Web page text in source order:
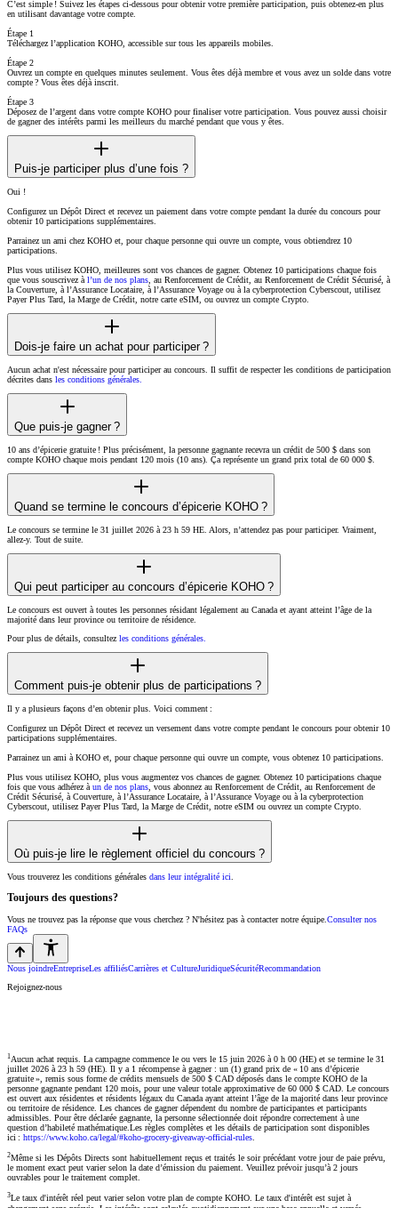
C’est simple ! Suivez les étapes ci-dessous pour obtenir votre première participation, puis obtenez-en plus
en utilisant davantage votre compte.
Étape 1
Téléchargez l’application KOHO, accessible sur tous les appareils mobiles.
Étape 2
Ouvrez un compte en quelques minutes seulement. Vous êtes déjà membre et vous avez un solde dans votre
compte ? Vous êtes déjà inscrit.
Étape 3
Déposez de l’argent dans votre compte KOHO pour finaliser votre participation. Vous pouvez aussi choisir
de gagner des intérêts parmi les meilleurs du marché pendant que vous y êtes.
Puis-je participer plus d’une fois ?
Oui !
Configurez un Dépôt Direct et recevez un paiement dans votre compte pendant la durée du concours pour
obtenir 10 participations supplémentaires.
Parrainez un ami chez KOHO et, pour chaque personne qui ouvre un compte, vous obtiendrez 10
participations.
Plus vous utilisez KOHO, meilleures sont vos chances de gagner. Obtenez 10 participations chaque fois
que vous souscrivez àl’un de nos plans, au Renforcement de Crédit, au Renforcement de Crédit Sécurisé, à
la Couverture, à l’Assurance Locataire, à l’Assurance Voyage ou à la cyberprotection Cyberscout, utilisez
Payer Plus Tard, la Marge de Crédit, notre carte eSIM, ou ouvrez un compte Crypto.
Dois-je faire un achat pour participer ?
Aucun achat n'est nécessaire pour participer au concours. Il suffit de respecter les conditions de participation
décrites dans les conditions générales.
Que puis-je gagner ?
10 ans d’épicerie gratuite ! Plus précisément, la personne gagnante recevra un crédit de 500 $ dans son
compte KOHO chaque mois pendant 120 mois (10 ans). Ça représente un grand prix total de 60 000 $.
Quand se termine le concours d’épicerie KOHO ?
Le concours se termine le 31 juillet 2026 à 23 h 59 HE. Alors, n’attendez pas pour participer. Vraiment,
allez-y. Tout de suite.
Qui peut participer au concours d’épicerie KOHO ?
Le concours est ouvert à toutes les personnes résidant légalement au Canada et ayant atteint l’âge de la
majorité dans leur province ou territoire de résidence.
Pour plus de détails, consultez les conditions générales.
Comment puis-je obtenir plus de participations ?
Il y a plusieurs façons d’en obtenir plus. Voici comment :
Configurez un Dépôt Direct et recevez un versement dans votre compte pendant le concours pour obtenir 10
participations supplémentaires.
Parrainez un ami à KOHO et, pour chaque personne qui ouvre un compte, vous obtenez 10 participations.
Plus vous utilisez KOHO, plus vous augmentez vos chances de gagner. Obtenez 10 participations chaque
fois que vous adhérez àun de nos plans, vous abonnez au Renforcement de Crédit, au Renforcement de
Crédit Sécurisé, à Couverture, à l’Assurance Locataire, à l’Assurance Voyage ou à la cyberprotection
Cyberscout, utilisez Payer Plus Tard, la Marge de Crédit, notre eSIM ou ouvrez un compte Crypto.
Où puis-je lire le règlement officiel du concours ?
Vous trouverez les conditions générales dans leur intégralité ici.
Toujours des questions?
Vous ne trouvez pas la réponse que vous cherchez ? N'hésitez pas à contacter notre équipe. Consulter nos
FAQs
Nous joindreEntrepriseLes affiliésCarrières et CultureJuridiqueSécuritéRecommandation
Rejoignez-nous
1 Aucun achat requis. La campagne commence le ou vers le 15 juin 2026 à 0 h 00 (HE) et se termine le 31
juillet 2026 à 23 h 59 (HE). Il y a 1 récompense à gagner : un (1) grand prix de « 10 ans d’épicerie
gratuite », remis sous forme de crédits mensuels de 500 $ CAD déposés dans le compte KOHO de la
personne gagnante pendant 120 mois, pour une valeur totale approximative de 60 000 $ CAD. Le concours
est ouvert aux résidentes et résidents légaux du Canada ayant atteint l’âge de la majorité dans leur province
ou territoire de résidence. Les chances de gagner dépendent du nombre de participantes et participants
admissibles. Pour être déclarée gagnante, la personne sélectionnée doit répondre correctement à une
question d’habileté mathématique.Les règles complètes et les détails de participation sont disponibles
ici : https://www.koho.ca/legal/#koho-grocery-giveaway-official-rules
2Même si les Dépôts Directs sont habituellement reçus et traités le soir précédant votre jour de paie prévu,
le moment exact peut varier selon la date d’émission du paiement. Veuillez prévoir jusqu’à 2 jours
ouvrables pour le traitement complet.
3Le taux d'intérêt réel peut varier selon votre plan de compte KOHO. Le taux d'intérêt est sujet à